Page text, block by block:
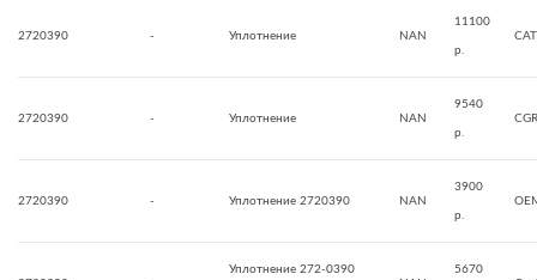
2720390 - Уплотнение NAN
11100
р.
CAT
2720390 - Уплотнение NAN
9540
р.
CGR
2720390 - Уплотнение 2720390 NAN
3900
р.
Уплотнение 272-0390 5670